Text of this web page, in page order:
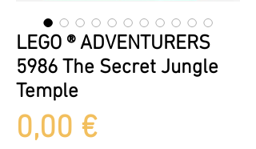
LEGO ® ADVENTURERS
5986 The Secret Jungle
Temple
0,00 €Prix